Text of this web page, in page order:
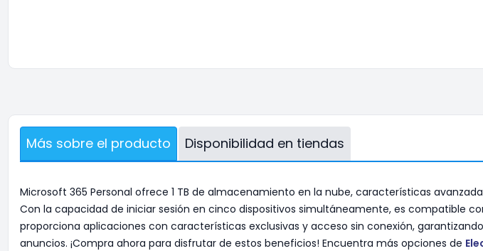
Más sobre el producto Disponibilidad en tiendas
Microsoft 365 Personal ofrece 1 TB de almacenamiento en la nube, características
Con la capacidad de iniciar sesión en cinco dispositivos simultáneamente, es compatible
proporciona aplicaciones con características exclusivas y acceso sin conexión,
anuncios. ¡Compra ahora para disfrutar de estos beneficios! Encuentra más opciones de